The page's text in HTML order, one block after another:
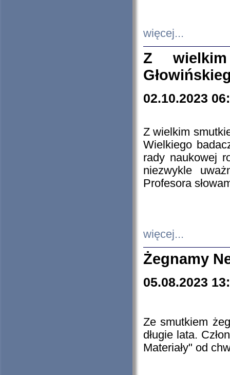
więcej...
Z
02.10.2023
Z wielkim
Wielkiego
rady naukowej
niezwykle
Profesora
więcej...
Żegnamy
05.08.2023
Ze smutkiem
długie lata.
Materiały" od